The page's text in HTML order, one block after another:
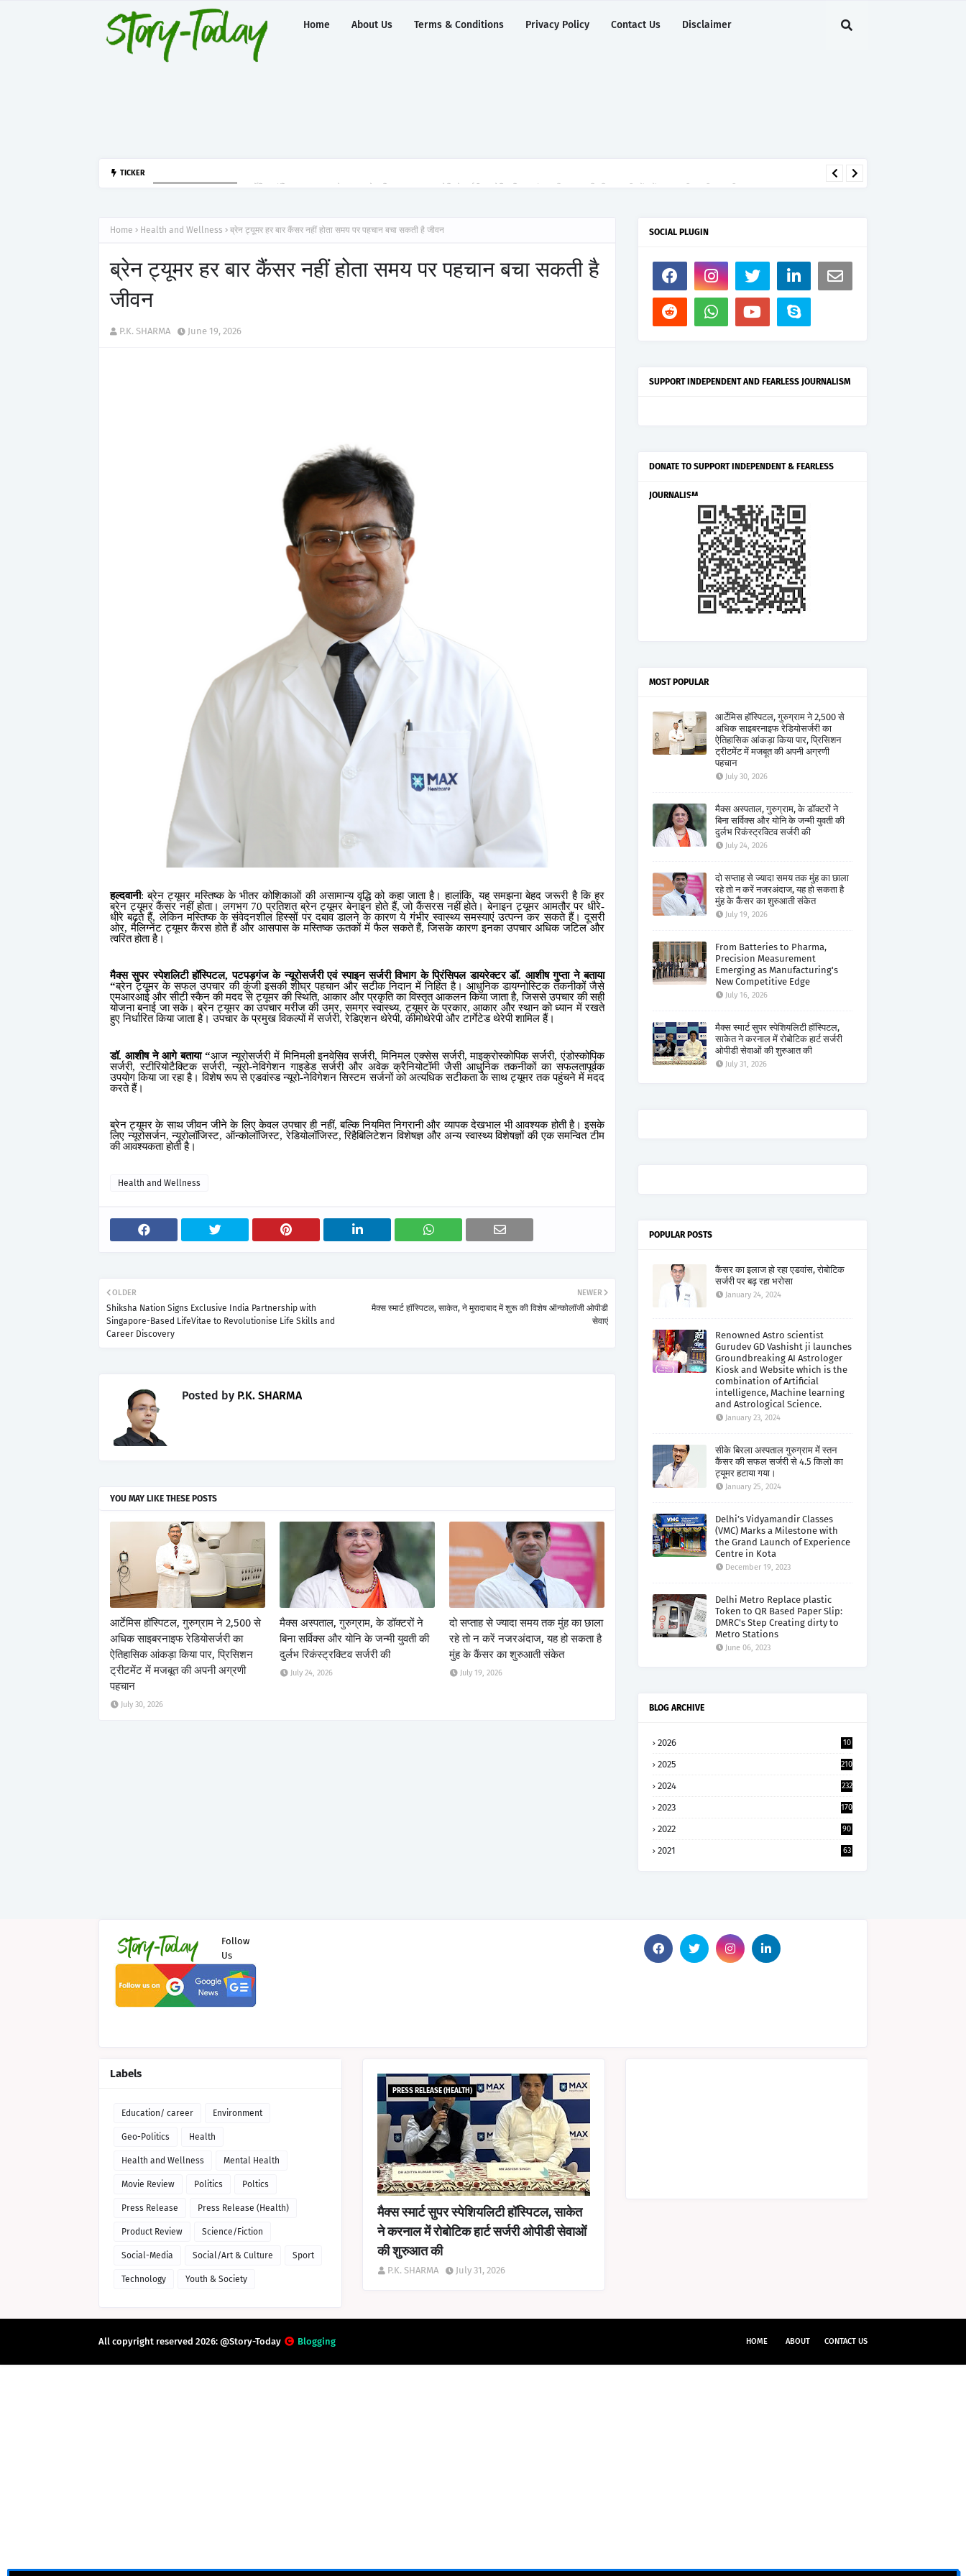
Home About Us Terms & Conditions Privacy Policy Contact Us Disclaimer
TICKER
Home Health and Wellness ब्रेन ट्यूमर हर बार कैंसर नहीं होता समय पर पहचान बचा सकती है जीवन
ब्रेन ट्यूमर हर बार कैंसर नहीं होता समय पर पहचान बचा सकती है
जीवन
P.K. SHARMA June 19, 2026
हल्दवानी:ब्रेन ट्यूमर मस्तिष्क के भीतर कोशिकाओं की असामान्य वृद्धि को कहा जाता है। हालांकि,यह समझना बेहद जरूरी है कि हर
ब्रेन ट्यूमर कैंसर नहीं होता। लगभग 70प्रतिशत ब्रेन ट्यूमर बेनाइन होते हैं,जो कैंसरस नहीं होते। बेनाइन ट्यूमर आमतौर पर धीरे-
धीरे बढ़ते हैं,लेकिन मस्तिष्क के संवेदनशील हिस्सों पर दबाव डालने के कारण ये गंभीर स्वास्थ्य समस्याएं उत्पन्न कर सकते हैं। दूसरी
ओर,मैलिग्नेंट ट्यूमर कैंरस होते हैं और आसपास के मस्तिष्क ऊतकों में फैल सकते हैं,जिसके कारण इनका उपचार अधिक जटिल और
त्वरित होता है।
मैक्स सुपर स्पेशलिटी हॉस्पिटल,पटपड़गंज के न्यूरोसर्जरी एवं स्पाइन सर्जरी विभाग के प्रिंसिपल डायरेक्टर डॉ. आशीष गुप्ता ने बताया
“ब्रेन ट्यूमर के सफल उपचार की कुंजी इसकी शीघ्र पहचान और सटीक निदान में निहित है। आधुनिक डायग्नोस्टिक तकनीकों जैसे
एमआरआई और सीटी स्कैन की मदद से ट्यूमर की स्थिति, आकार और प्रकृति का विस्तृत आकलन किया जाता है,जिससे उपचार की सही
योजना बनाई जा सके। ब्रेन ट्यूमर का उपचार मरीज की उम्र,समग्र स्वास्थ्य,ट्यूमर के प्रकार,आकार और स्थान को ध्यान में रखते
हुए निर्धारित किया जाता है। उपचार के प्रमुख विकल्पों में सर्जरी,रेडिएशन थेरेपी,कीमोथेरेपी और टार्गेटेड थेरेपी शामिल हैं।
डॉ. आशीष ने आगे बताया“आज न्यूरोसर्जरी में मिनिमली इनवेसिव सर्जरी,मिनिमल एक्सेस सर्जरी,माइक्रोस्कोपिक सर्जरी,एंडोस्कोपिक
सर्जरी,स्टीरियोटैक्टिक सर्जरी,न्यूरो-नेविगेशन गाइडेड सर्जरी और अवेक क्रैनियोटॉमी जैसी आधुनिक तकनीकों का सफलतापूर्वक
उपयोग किया जा रहा है। विशेष रूप से एडवांस्ड न्यूरो-नेविगेशन सिस्टम सर्जनों को अत्यधिक सटीकता के साथ ट्यूमर तक पहुंचने में मदद
करते हैं।
ब्रेन ट्यूमर के साथ जीवन जीने के लिए केवल उपचार ही नहीं,बल्कि नियमित निगरानी और व्यापक देखभाल भी आवश्यक होती है। इसके
लिए न्यूरोसर्जन,न्यूरोलॉजिस्ट, ऑन्कोलॉजिस्ट,रेडियोलॉजिस्ट,रिहैबिलिटेशन विशेषज्ञ और अन्य स्वास्थ्य विशेषज्ञों की एक समन्वित टीम
की आवश्यकता होती है।
Health and Wellness
NEWER
मैक्स स्मार्ट हॉस्पिटल, साकेत, ने मुरादाबाद में शुरू की विशेष ऑन्कोलॉजी ओपीडी
सेवाएं
OLDER
Shiksha Nation Signs Exclusive India Partnership with
Singapore-Based LifeVitae to Revolutionise Life Skills and
Career Discovery
Posted by P.K. SHARMA
YOU MAY LIKE THESE POSTS
आर्टेमिस हॉस्पिटल, गुरुग्राम ने 2,500 से
अधिक साइबरनाइफ रेडियोसर्जरी का
ऐतिहासिक आंकड़ा किया पार, प्रिसिशन
ट्रीटमेंट में मजबूत की अपनी अग्रणी
पहचान
July 30, 2026
मैक्स अस्पताल, गुरुग्राम, के डॉक्टरों ने
बिना सर्विक्स और योनि के जन्मी युवती की
दुर्लभ रिकंस्ट्रक्टिव सर्जरी की
July 24, 2026
दो सप्ताह से ज्यादा समय तक मुंह का छाला
रहे तो न करें नजरअंदाज, यह हो सकता है
मुंह के कैंसर का शुरुआती संकेत
July 19, 2026
SOCIAL PLUGIN
SUPPORT INDEPENDENT AND FEARLESS JOURNALISM
DONATE TO SUPPORT INDEPENDENT & FEARLESS
JOURNALISM
MOST POPULAR
आर्टेमिस हॉस्पिटल, गुरुग्राम ने 2,500 से
अधिक साइबरनाइफ रेडियोसर्जरी का
ऐतिहासिक आंकड़ा किया पार, प्रिसिशन
ट्रीटमेंट में मजबूत की अपनी अग्रणी
पहचान
July 30, 2026
मैक्स अस्पताल, गुरुग्राम, के डॉक्टरों ने
बिना सर्विक्स और योनि के जन्मी युवती की
दुर्लभ रिकंस्ट्रक्टिव सर्जरी की
July 24, 2026
दो सप्ताह से ज्यादा समय तक मुंह का छाला
रहे तो न करें नजरअंदाज, यह हो सकता है
मुंह के कैंसर का शुरुआती संकेत
July 19, 2026
From Batteries to Pharma,
Precision Measurement
Emerging as Manufacturing's
New Competitive Edge
July 16, 2026
मैक्स स्मार्ट सुपर स्पेशियलिटी हॉस्पिटल,
साकेत ने करनाल में रोबोटिक हार्ट सर्जरी
ओपीडी सेवाओं की शुरुआत की
July 31, 2026
POPULAR POSTS
कैंसर का इलाज हो रहा एडवांस, रोबोटिक
सर्जरी पर बढ़ रहा भरोसा
January 24, 2024
Renowned Astro scientist
Gurudev GD Vashisht ji launches
Groundbreaking AI Astrologer
Kiosk and Website which is the
combination of Artificial
intelligence, Machine learning
and Astrological Science.
January 23, 2024
सीके बिरला अस्पताल गुरुग्राम में स्तन
कैंसर की सफल सर्जरी से 4.5 किलो का
ट्यूमर हटाया गया।
January 25, 2024
Delhi’s Vidyamandir Classes
(VMC) Marks a Milestone with
the Grand Launch of Experience
Centre in Kota
December 19, 2023
Delhi Metro Replace plastic
Token to QR Based Paper Slip:
DMRC's Step Creating dirty to
Metro Stations
June 06, 2023
BLOG ARCHIVE
2026
10
2025 210
2024 232
2023 170
2022 90
2021 63
Follow
Us
Labels
Education/ career Environment
Geo-Politics Health
Health and Wellness Mental Health
Movie Review Politics Poltics
Press Release Press Release (Health)
Product Review Science/Fiction
Social-Media Social/Art & Culture Sport
Technology Youth & Society
PRESS RELEASE (HEALTH)
मैक्स स्मार्ट सुपर स्पेशियलिटी हॉस्पिटल, साकेत
ने करनाल में रोबोटिक हार्ट सर्जरी ओपीडी सेवाओं
की शुरुआत की
P.K. SHARMA July 31, 2026
HOME ABOUT CONTACT US
All copyright reserved 2026: @Story-Today Blogging